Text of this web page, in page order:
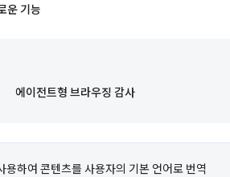
운 기능
에이전트형 브라우징 감사
하여 콘텐츠를 사용자의 기본 언어로 번역